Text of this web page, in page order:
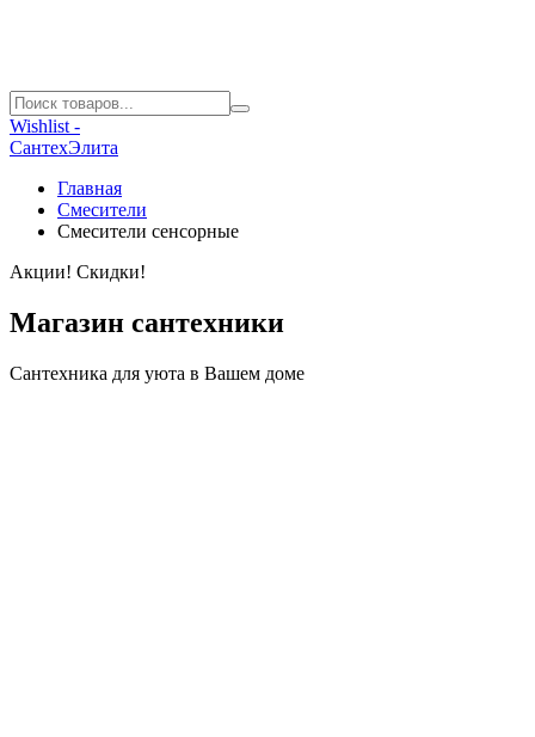
Wishlist -
СантехЭлита
Главная
Смесители
Смесители сенсорные
Акции! Скидки!
Магазин сантехники
Сантехника для уюта в Вашем доме